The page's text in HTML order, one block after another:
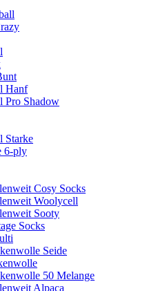
Hanf
Pro Shadow
Starke
6-ply
Cosy Socks
Woolycell
Sooty
Socks
Seide
50 Melange
Alpaca